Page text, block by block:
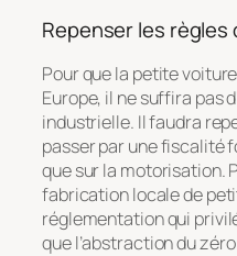
Repenser les règles
Pour que la petite
Europe, il ne suffira pas
industrielle. Il faudra
passer par une fiscalité
que sur la motorisation.
fabrication locale de
réglementation qui
que l’abstraction du